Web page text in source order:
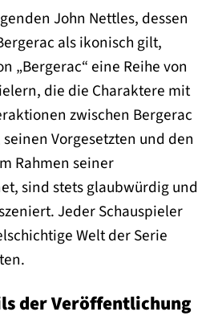
John Nettles, dessen
als ikonisch gilt,
„Bergerac“ eine Reihe von
die die Charaktere mit
zwischen Bergerac
Vorgesetzten und den
Rahmen seiner
sind stets glaubwürdig und
Jeder Schauspieler
Welt der Serie
der Veröffentlichung